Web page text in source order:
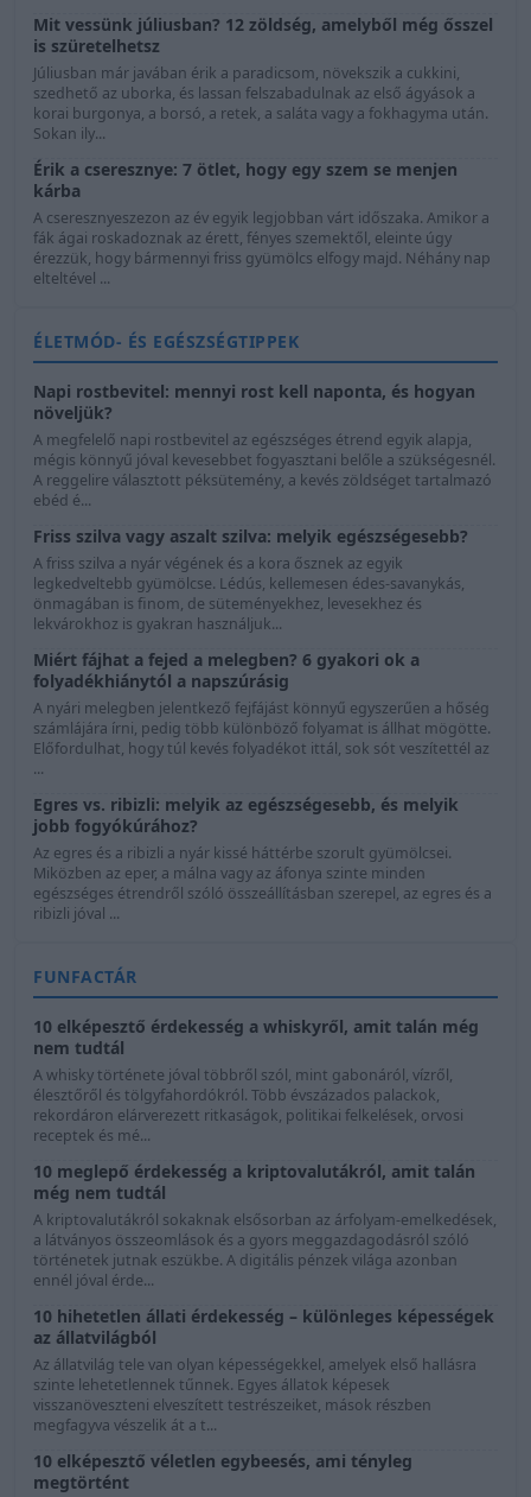
Mit vessünk júliusban? 12 zöldség, amelyből még ősszel
is szüretelhetsz
Júliusban már javában érik a paradicsom, növekszik a cukkini,
szedhető az uborka, és lassan felszabadulnak az első ágyások a
korai burgonya, a borsó, a retek, a saláta vagy a fokhagyma után.
Sokan ily...
Érik a cseresznye: 7 ötlet, hogy egy szem se menjen
kárba
A cseresznyeszezon az év egyik legjobban várt időszaka. Amikor a
fák ágai roskadoznak az érett, fényes szemektől, eleinte úgy
érezzük, hogy bármennyi friss gyümölcs elfogy majd. Néhány nap
elteltével ...
ÉLETMÓD- ÉS EGÉSZSÉGTIPPEK
Napi rostbevitel: mennyi rost kell naponta, és hogyan
növeljük?
A megfelelő napi rostbevitel az egészséges étrend egyik alapja,
mégis könnyű jóval kevesebbet fogyasztani belőle a szükségesnél.
A reggelire választott péksütemény, a kevés zöldséget tartalmazó
ebéd é...
Friss szilva vagy aszalt szilva: melyik egészségesebb?
A friss szilva a nyár végének és a kora ősznek az egyik
legkedveltebb gyümölcse. Lédús, kellemesen édes-savanykás,
önmagában is finom, de süteményekhez, levesekhez és
lekvárokhoz is gyakran használjuk...
Miért fájhat a fejed a melegben? 6 gyakori ok a
folyadékhiánytól a napszúrásig
A nyári melegben jelentkező fejfájást könnyű egyszerűen a hőség
számlájára írni, pedig több különböző folyamat is állhat mögötte.
Előfordulhat, hogy túl kevés folyadékot ittál, sok sót veszítettél az
...
Egres vs. ribizli: melyik az egészségesebb, és melyik
jobb fogyókúrához?
Az egres és a ribizli a nyár kissé háttérbe szorult gyümölcsei.
Miközben az eper, a málna vagy az áfonya szinte minden
egészséges étrendről szóló összeállításban szerepel, az egres és a
ribizli jóval ...
FUNFACTÁR
10 elképesztő érdekesség a whiskyről, amit talán még
nem tudtál
A whisky története jóval többről szól, mint gabonáról, vízről,
élesztőről és tölgyfahordókról. Több évszázados palackok,
rekordáron elárverezett ritkaságok, politikai felkelések, orvosi
receptek és mé...
10 meglepő érdekesség a kriptovalutákról, amit talán
még nem tudtál
A kriptovalutákról sokaknak elsősorban az árfolyam-emelkedések,
a látványos összeomlások és a gyors meggazdagodásról szóló
történetek jutnak eszükbe. A digitális pénzek világa azonban
ennél jóval érde...
10 hihetetlen állati érdekesség – különleges képességek
az állatvilágból
Az állatvilág tele van olyan képességekkel, amelyek első hallásra
szinte lehetetlennek tűnnek. Egyes állatok képesek
visszanöveszteni elveszített testrészeiket, mások részben
megfagyva vészelik át a t...
10 elképesztő véletlen egybeesés, ami tényleg
megtörtént